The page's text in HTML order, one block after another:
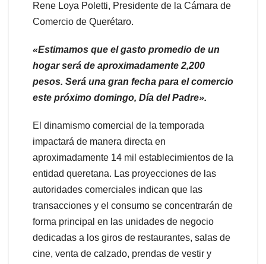
Rene Loya Poletti, Presidente de la Cámara de
Comercio de Querétaro.
«Estimamos que el gasto promedio de un
hogar será de aproximadamente 2,200
pesos. Será una gran fecha para el comercio
este próximo domingo, Día del Padre».
El dinamismo comercial de la temporada
impactará de manera directa en
aproximadamente 14 mil establecimientos de la
entidad queretana. Las proyecciones de las
autoridades comerciales indican que las
transacciones y el consumo se concentrarán de
forma principal en las unidades de negocio
dedicadas a los giros de restaurantes, salas de
cine, venta de calzado, prendas de vestir y